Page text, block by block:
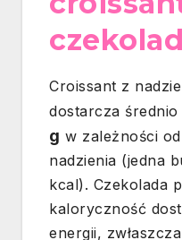
Croissant z
dostarcza średnio
g w zależności
nadzienia (jedna
kcal). Czekolada
kaloryczność
energii,